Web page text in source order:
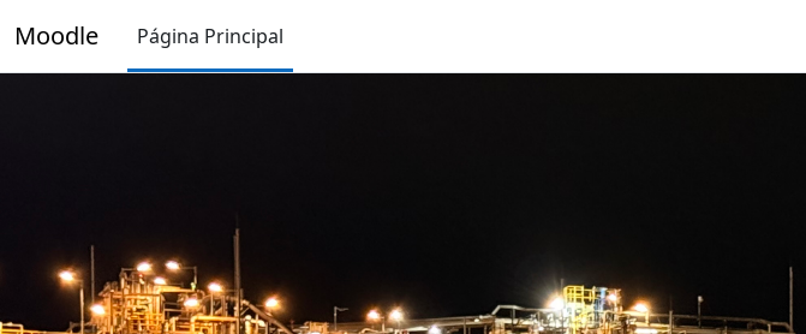
Moodle Página Principal